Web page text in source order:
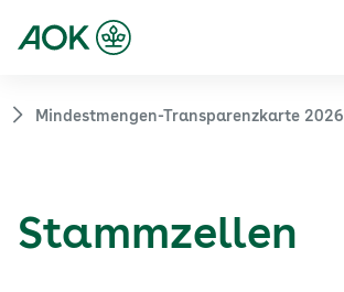
Mindestmengen-Transparenzkarte 2026
Stammzellen